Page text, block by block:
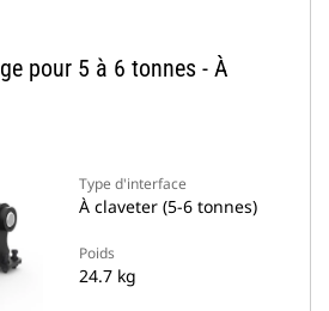
pour 5 à 6 tonnes - À
Type d'interface
À claveter (5-6 tonnes)
Poids
24.7 kg